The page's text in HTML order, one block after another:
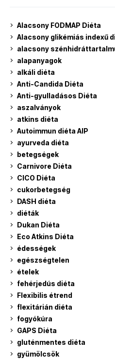
Alacsony FODMAP Diéta
Alacsony glikémiás indexű
alacsony
alapanyagok
alkáli diéta
Anti-Candida Diéta
Anti-gyulladásos Diéta
aszalványok
atkins diéta
Autoimmun diéta AIP
ayurveda diéta
betegségek
Carnivore Diéta
CICO Diéta
cukorbetegség
DASH diéta
diéták
Dukan Diéta
Eco Atkins Diéta
édességek
egészségtelen
ételek
fehérjedús diéta
Flexibilis étrend
flexitárián diéta
fogyókúra
GAPS Diéta
gluténmentes diéta
gyümölcsök